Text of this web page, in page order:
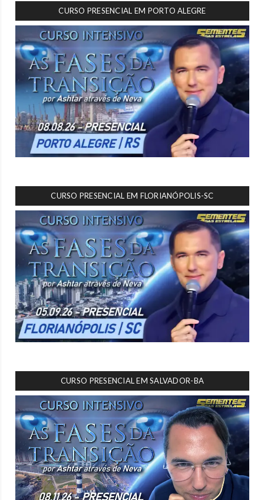
CURSO PRESENCIAL EM PORTO ALEGRE
CURSO PRESENCIAL EM FLORIANÓPOLIS-SC
CURSO PRESENCIAL EM SALVADOR-BA